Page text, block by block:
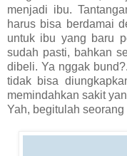
menjadi ibu.
harus bisa berdamai
untuk ibu yang baru
sudah pasti, bahkan
dibeli. Ya nggak
tidak bisa
memindahkan sakit
Yah, begitulah